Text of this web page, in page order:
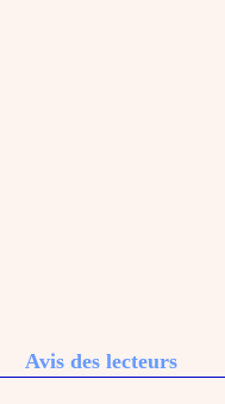
Avis des lecteurs